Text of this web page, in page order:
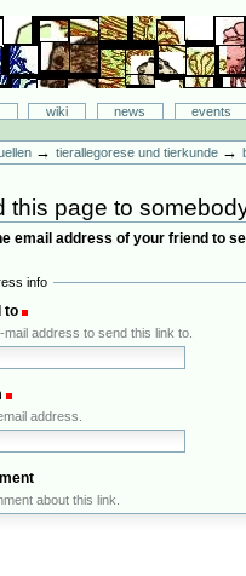
wiki news
events
→tierallegorese und tierkunde →
this page to
email address of your friend to
info
to
mail address to send this link to.
address.
about this link.